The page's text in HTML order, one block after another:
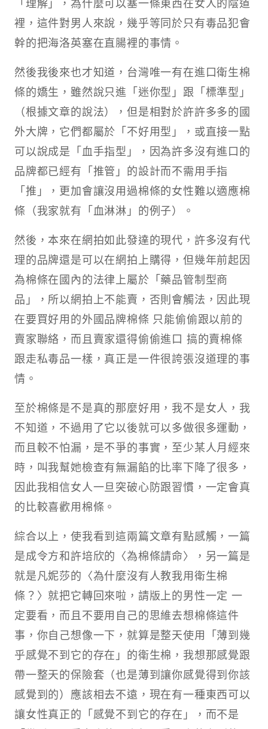
裡，這件對男人來說，幾乎等同於只有毒品犯會
幹的把海洛英塞在直腸裡的事情。
然後我後來也才知道，台灣唯一有在進口衛生棉
條的嬌生，雖然說只進「迷你型」跟「標準型」
（根據文章的說法），但是相對於許許多多的國
外大牌，它們都屬於「不好用型」，或直接一點
可以說成是「血手指型」，因為許多沒有進口的
品牌都已經有「推管」的設計而不需用手指
「推」，更加會讓沒用過棉條的女性難以適應棉
條（我家就有「血淋淋」的例子）。
然後，本來在網拍如此發達的現代，許多沒有代
理的品牌還是可以在網拍上購得，但幾年前起因
為棉條在國內的法律上屬於「藥品管制型商
品」，所以網拍上不能賣，否則會觸法，因此現
在要買好用的外國品牌棉條 只能偷偷跟以前的
賣家聯絡，而且賣家還得偷偷進口 搞的賣棉條
跟走私毒品一樣，真正是一件很誇張沒道理的事
情。
至於棉條是不是真的那麼好用，我不是女人，我
不知道，不過用了它以後就可以多做很多運動，
而且較不怕漏，是不爭的事實，至少某人月經來
時，叫我幫她檢查有無漏餡的比率下降了很多，
因此我相信女人一旦突破心防跟習慣，一定會真
的比較喜歡用棉條。
綜合以上，使我看到這兩篇文章有點感觸，一篇
是成令方和許培欣的〈為棉條請命〉，另一篇是
就是凡妮莎的〈為什麼沒有人教我用衛生棉
條？〉就把它轉回來啦，請版上的男性一定 一
定要看，而且不要用自己的思維去想棉條這件
事，你自己想像一下，就算是整天使用「薄到幾
乎感覺不到它的存在」的衛生棉，我想那感覺跟
帶一整天的保險套（也是薄到讓你感覺得到你該
感覺到的）應該相去不遠，現在有一種東西可以
讓女性真正的「感覺不到它的存在」，而不是